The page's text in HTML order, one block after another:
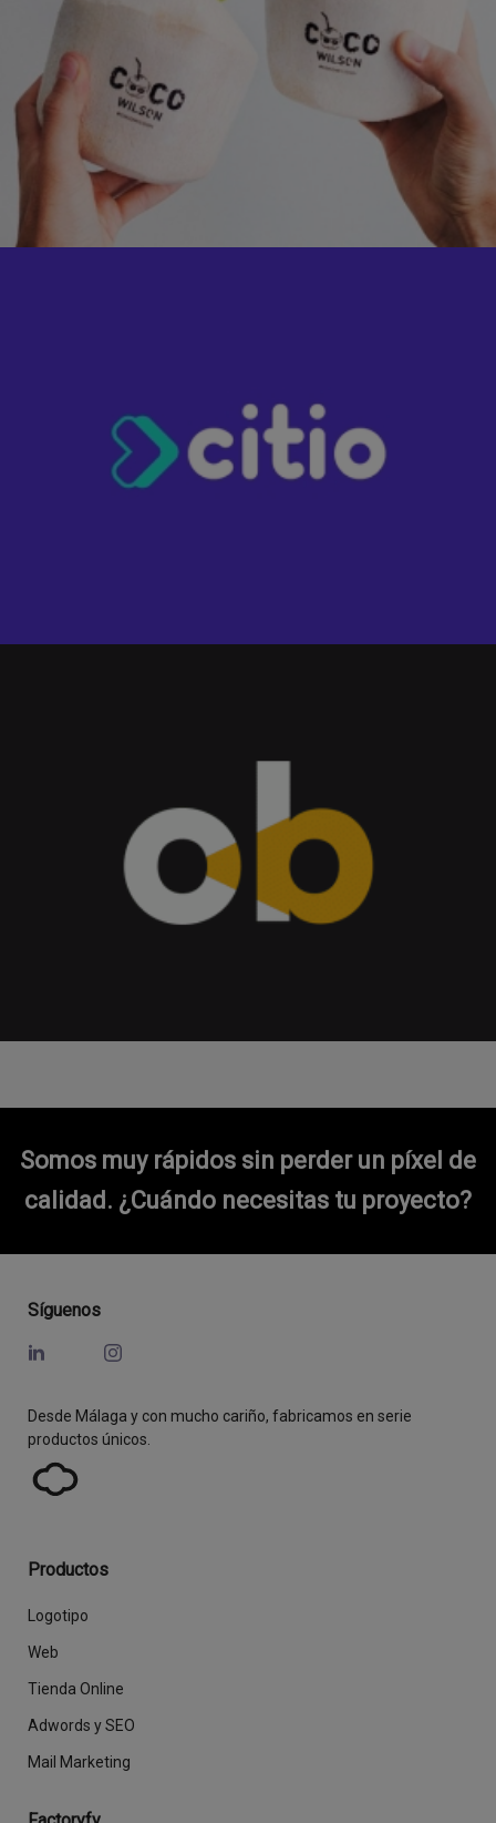
Somos muy rápidos sin perder un píxel de
calidad. ¿Cuándo necesitas tu proyecto?
Síguenos
Desde Málaga y con mucho cariño, fabricamos en serie
productos únicos.
Productos
Logotipo
Web
Tienda Online
Adwords y SEO
Mail Marketing